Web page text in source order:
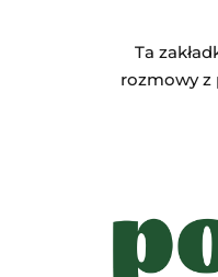
Ta
rozmowy z